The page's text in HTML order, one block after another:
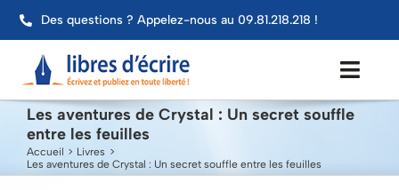
Passer
contenu
Des questions ? Appelez-nous au 09.81.218.218 !
Aide
Les aventures de Crystal : Un secret souffle
entre les feuilles
Accueil
Livres
Les aventures de Crystal : Un secret souffle entre les feuilles